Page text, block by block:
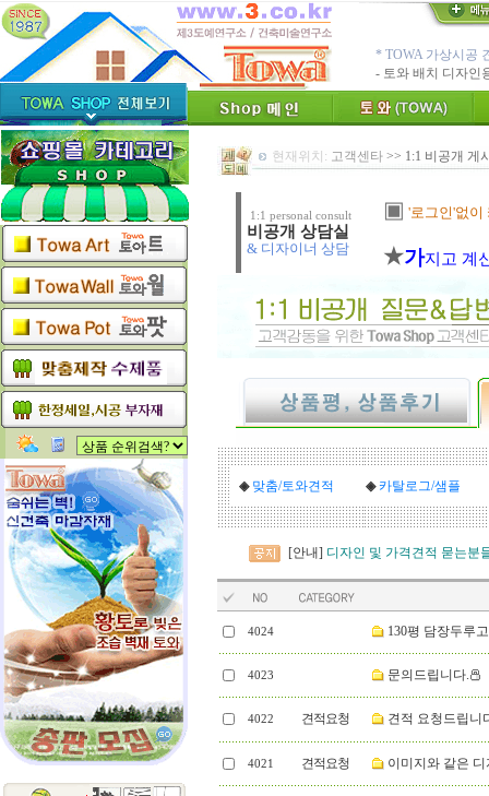
* TOWA 가상시공
- 토와 배치 디자인
* TOWA 회원가입
-토와, 첫구매시 배
[안내]신용카드 결
친환경 Bio
* 그림타일 벽화타
인테리어타일, 기
[알림]숨쉬는 조습
현재위치: 고객센타 >> 1:1 비공개 게
1:1 personal consult
비공개 상담실
& 디자이너 상담
▣ '로그인'없이
★가지고 계
◈ 맞춤/토와견적 ◈카탈로그/샘플
[안내] 디자인 및 가격견적 묻는분
4024 130평 담장두루
4023 문의드립니다.
4022 견적요청 견적 요청드립니
4021 견적요청 이미지와 같은